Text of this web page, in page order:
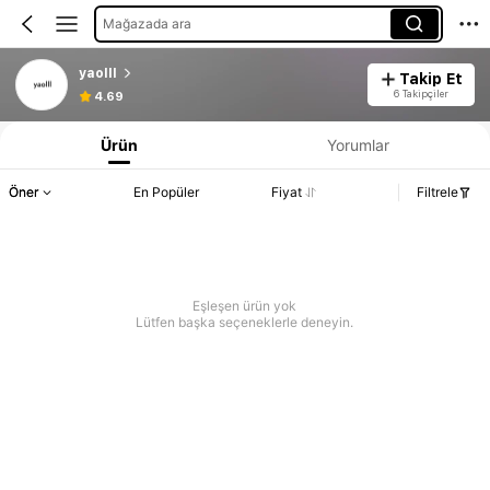
Mağazada ara
yaolll
4.69
Takip Et
6 Takipçiler
Ürün Yorumlar
Öner En Popüler Fiyat Filtrele
Eşleşen ürün yok
Lütfen başka seçeneklerle deneyin.